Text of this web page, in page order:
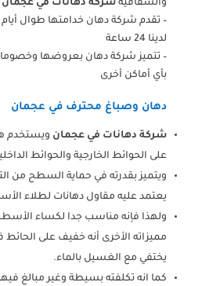
والشفافية شركة دهانات في عجمان
– تقدم شركة دهان خدامتها طوال أيام
لدينا 24 ساعة
– تتميز شركة دهان بعروضها
بأي أماكن أخرى
دهان وصباغ محترف في عجمان
شركة دهانات في عجمان ويستخدم
على الحوائط الخارجية والحوائط
ويتميز بقدرته في حماية السطح من
يعتمد عليه مقاول دهانات لطلاء
ولهذا فإنه مناسب جدا لكساء
مميزاته الأخرى أنه خفيف على
يختفي مع الغسيل بالماء.
كما انه تكلفته بسيطة وغير مبالغ